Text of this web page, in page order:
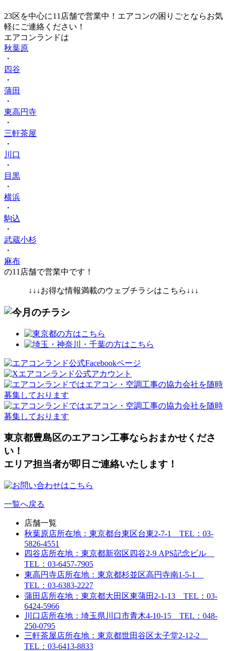
23区を中心に11店舗で営業中！エアコンの困りごとならお気
軽にご連絡ください！
エアコンランドは
秋葉原
・
四谷
・
蒲田
・
東高円寺
・
三軒茶屋
・
川口
・
目黒
・
横浜
・
駒込
・
武蔵小杉
・
麻布
の11店舗で営業中です！
↓↓↓お得な情報満載のウェブチラシはこちら↓↓↓
東京都豊島区のエアコン工事ならおまかせくださ
い！
エリア担当者が即日ご連絡いたします！
一覧へ戻る
店舗一覧
秋葉原店所在地：東京都台東区台東2-7-1 TEL：03-
5826-4551
四谷店所在地：東京都新宿区四谷2-9 APS記念ビル
TEL：03-6457-7905
東高円寺店所在地：東京都杉並区高円寺南1-5-1
TEL：03-6383-2227
蒲田店所在地：東京都大田区東蒲田2-1-13 TEL：03-
6424-5966
川口店所在地：埼玉県川口市青木4-10-15 TEL：048-
250-0795
三軒茶屋店所在地：東京都世田谷区太子堂2-12-2
TEL：03-6413-8833